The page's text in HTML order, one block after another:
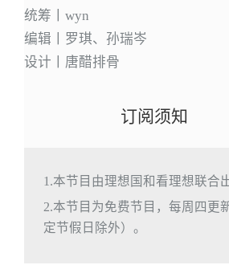
统筹丨wyn
编辑丨罗琪、孙瑞岑
设计丨唐醋排骨
订阅须知
1.本节目由理想国和看理想联合
2.本节目为免费节目，每周四更
定节假日除外）。